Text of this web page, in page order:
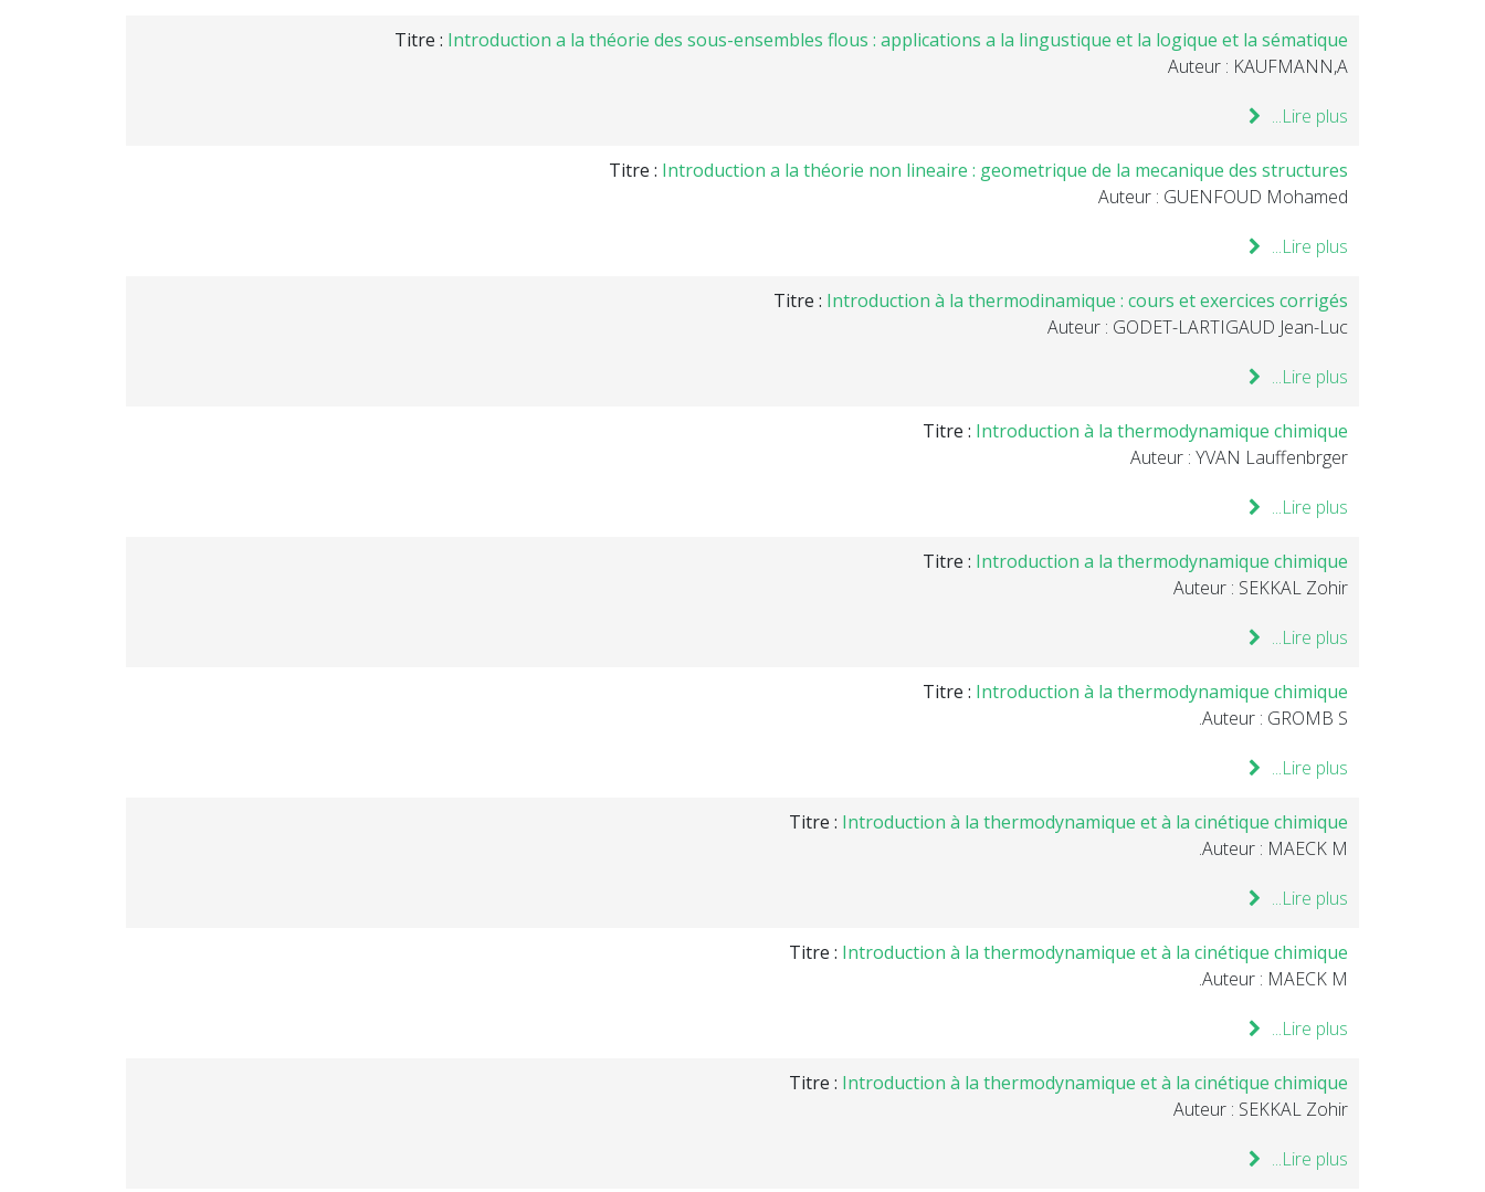
Titre : Introduction a la théorie des sous-ensembles flous : applications a la lingustique et la logique et la sématique
Auteur : KAUFMANN,A
Lire plus...
Titre : Introduction a la théorie non lineaire : geometrique de la mecanique des structures
Auteur : GUENFOUD Mohamed
Lire plus...
Titre : Introduction à la thermodinamique : cours et exercices corrigés
Auteur : GODET-LARTIGAUD Jean-Luc
Lire plus...
Titre : Introduction à la thermodynamique chimique
Auteur : YVAN Lauffenbrger
Lire plus...
Titre : Introduction a la thermodynamique chimique
Auteur : SEKKAL Zohir
Lire plus...
Titre : Introduction à la thermodynamique chimique
Auteur : GROMB S.
Lire plus...
Titre : Introduction à la thermodynamique et à la cinétique chimique
Auteur : MAECK M.
Lire plus...
Titre : Introduction à la thermodynamique et à la cinétique chimique
Auteur : MAECK M.
Lire plus...
Titre : Introduction à la thermodynamique et à la cinétique chimique
Auteur : SEKKAL Zohir
Lire plus...